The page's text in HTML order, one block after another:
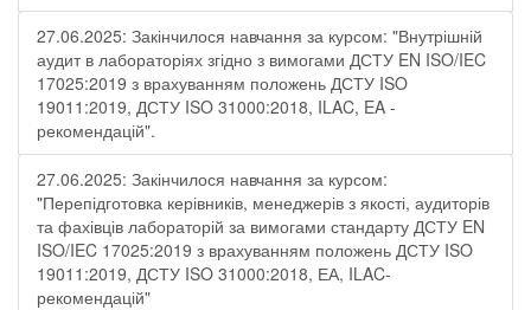
27.06.2025: Закінчилося навчання за курсом: "Внутрішній
аудит в лабораторіях згідно з вимогами ДСТУ EN ISO/IEC
17025:2019 з врахуванням положень ДСТУ ISO
19011:2019, ДСТУ ISO 31000:2018, ILAC, EA -
рекомендацій".
27.06.2025: Закінчилося навчання за курсом:
"Перепідготовка керівників, менеджерів з якості, аудиторів
та фахівців лабораторій за вимогами стандарту ДСТУ EN
ISO/IEC 17025:2019 з врахуванням положень ДСТУ ISO
19011:2019, ДСТУ ISO 31000:2018, ЕА, ILAC-
рекомендацій"